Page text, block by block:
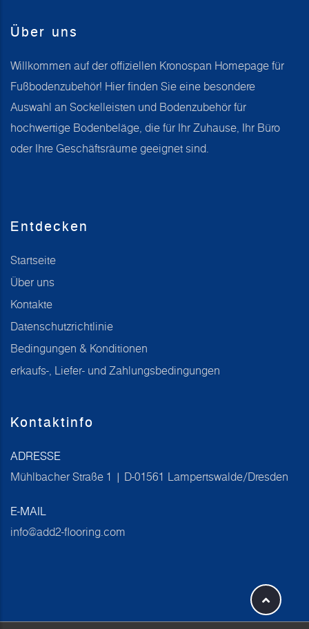
Über uns
Willkommen auf der offiziellen Kronospan Homepage für
Fußbodenzubehör! Hier finden Sie eine besondere
Auswahl an Sockelleisten und Bodenzubehör für
hochwertige Bodenbeläge, die für Ihr Zuhause, Ihr Büro
oder Ihre Geschäftsräume geeignet sind.
Entdecken
Startseite
Über uns
Kontakte
Datenschutzrichtlinie
Bedingungen & Konditionen
erkaufs-, Liefer- und Zahlungsbedingungen
Kontaktinfo
ADRESSE
Mühlbacher Straße 1 | D-01561 Lampertswalde/Dresden
E-MAIL
info@add2-flooring.com